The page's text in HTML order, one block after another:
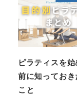
ピラティスを始
前に知っておき
こと